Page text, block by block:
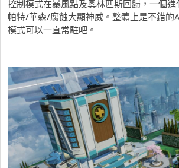
控制模式在暴風點及奧林匹斯回歸，一個
帕特/華森/腐蝕大顯神威。整體上是不錯的
模式可以一直常駐吧。